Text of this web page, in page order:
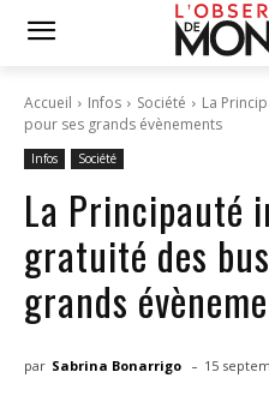
Accueil Infos Société
La
pour ses grands évènements
Infos Société
La Principauté
gratuité des
grands
par Sabrina Bonarrigo - 15